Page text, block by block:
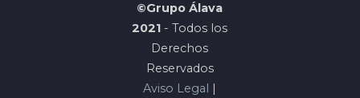
©Grupo Álava
2021 - Todos los
Derechos
Reservados
Aviso Legal |